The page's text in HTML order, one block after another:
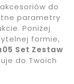
do
parametry
Poniżej
formie,
Set Zestaw
do Twoich